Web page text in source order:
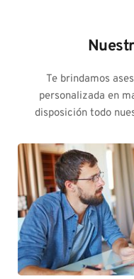
Te brindamos
personalizada en
disposición todo